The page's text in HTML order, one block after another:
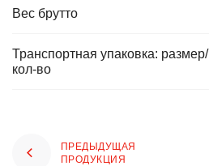
Вес брутто
Транспортная упаковка: размер/
кол-во
ПРЕДЫДУЩАЯ
ПРОДУКЦИЯ